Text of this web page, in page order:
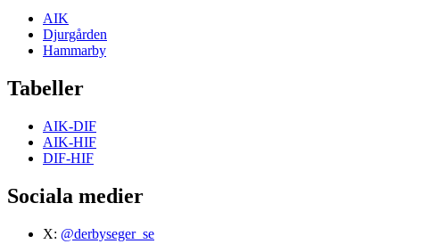
AIK
Djurgården
Hammarby
Tabeller
AIK-DIF
AIK-HIF
DIF-HIF
Sociala medier
X: @derbyseger_se